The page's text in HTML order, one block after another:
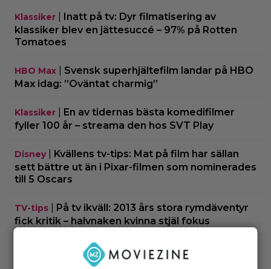
Klassiker
Inatt på tv: Dyr filmatisering av
klassiker blev en jättesuccé – 97% på Rotten
Tomatoes
HBO Max
Svensk superhjältefilm landar på HBO
Max idag: ”Oväntat charmig”
Klassiker
En av tidernas bästa komedifilmer
fyller 100 år – streama den hos SVT Play
Disney| Kvällens tv-tips: Mat på film har sällan
sett bättre ut än i Pixar-filmen som nominerades
till 5 Oscars
TV-tips
På tv ikväll: 2013 års stora rymdäventyr
fick kritik – halvnaken kvinna stjäl fokus
|Nu på Viaplay: Ethan Hawke
gjorde fjolårets bästa förvandling – blev 1.52 cm